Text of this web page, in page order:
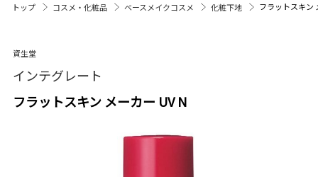
トップ コスメ・化粧品 ベースメイクコスメ 化粧下地 フラットスキン
資生堂
インテグレート
フラットスキン メーカー UV N